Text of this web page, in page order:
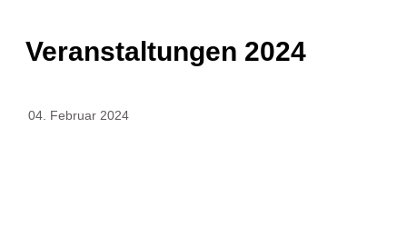
Veranstaltungen 2024
04. Februar 2024